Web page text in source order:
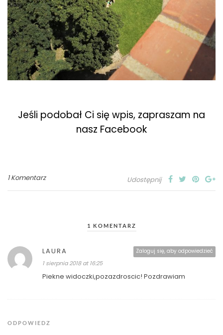
Jeśli podobał Ci się wpis, zapraszam na
nasz Facebook
1 Komentarz Udostępnij
1 KOMENTARZ
Zaloguj się, aby odpowiedzieć
LAURA
1 sierpnia 2018 at 16:25
Piekne widoczki,pozazdroscic! Pozdrawiam
ODPOWIEDZ